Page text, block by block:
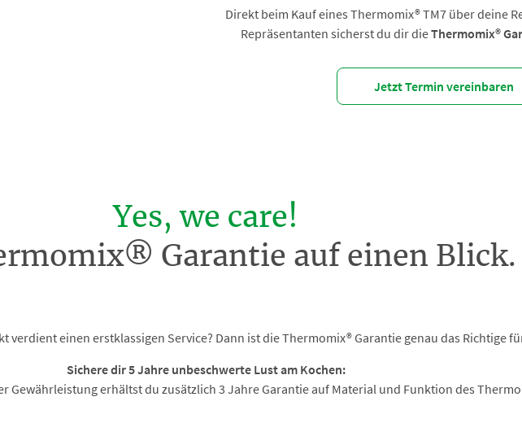
Direkt beim Kauf eines Thermomix® TM7 über deine
Repräsentanten sicherst du dir dieThermomix®
Jetzt Termin vereinbaren
Yes, we care!
Garantie auf einen Blick.
verdient einen erstklassigen Service? Dann ist die Thermomix® Garantie genau das Richtige
Sichere dir 5 Jahre unbeschwerte Lust am Kochen:
Gewährleistung erhältst du zusätzlich 3 Jahre Garantie auf Material und Funktion des